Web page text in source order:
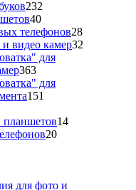
232
4040
товаров
телефонов2828
товаров
и видео камер32
для
363363
товара
для
151
планшетов1414
2020
для фото и